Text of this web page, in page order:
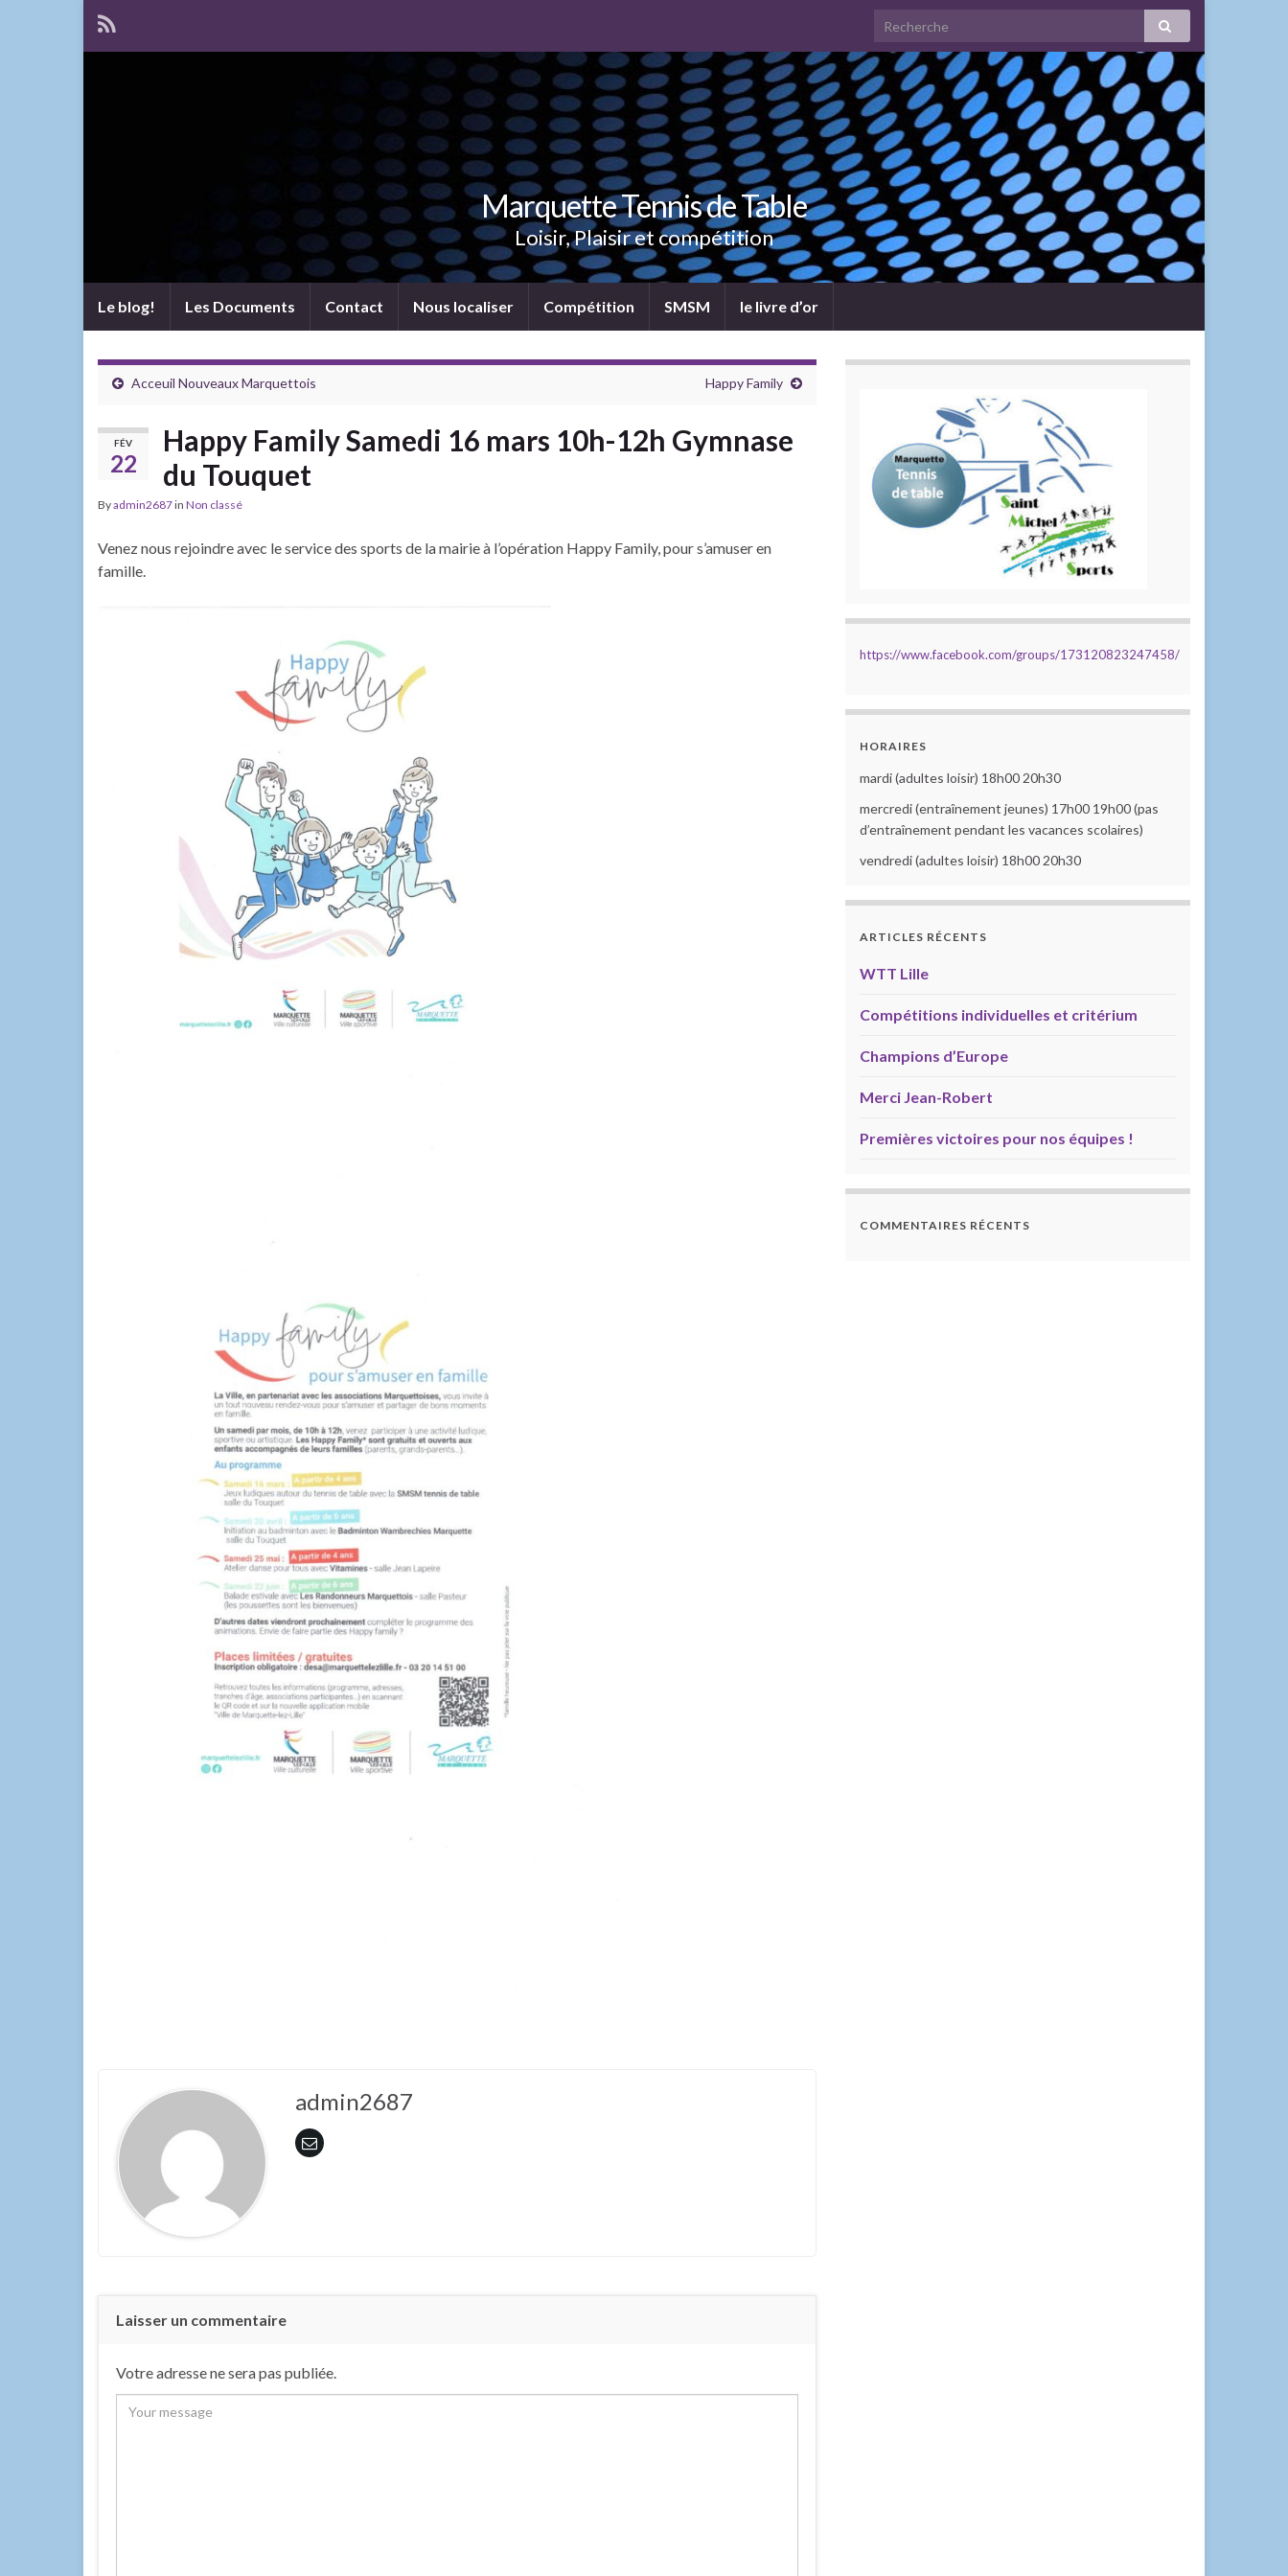
Marquette Tennis de Table
Loisir, Plaisir et compétition
Le blog! Les Documents Contact Nous localiser Compétition SMSM le livre d’or
Acceuil Nouveaux Marquettois Happy Family
FÉV
22
Happy Family Samedi 16 mars 10h-12h Gymnase
du Touquet
Byadmin2687in Non classé
Venez nous rejoindre avec le service des sports de la mairie à l’opération Happy Family, pour s’amuser en
famille.
admin2687
Laisser un commentaire
Votre adresse ne sera pas publiée.
https://www.facebook.com/groups/173120823247458/
HORAIRES
mardi (adultes loisir) 18h00 20h30
mercredi (entraînement jeunes) 17h00 19h00 (pas
d’entraînement pendant les vacances scolaires)
vendredi (adultes loisir) 18h00 20h30
ARTICLES RÉCENTS
WTT Lille
Compétitions individuelles et critérium
Champions d’Europe
Merci Jean-Robert
Premières victoires pour nos équipes !
COMMENTAIRES RÉCENTS